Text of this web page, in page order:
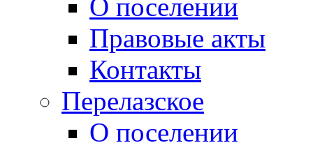
О поселении
Правовые акты
Контакты
Перелазское
О поселении